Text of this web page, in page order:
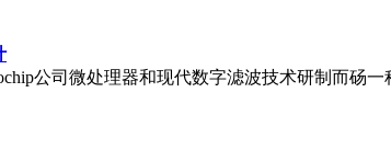
公司微处理器和现代数字滤波技术研制而砀